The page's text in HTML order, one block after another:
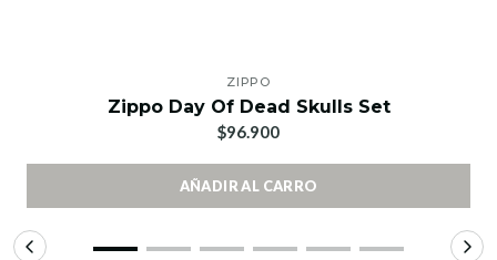
ZIPPO
Zippo Day Of Dead Skulls Set
$96.900
AÑADIR AL CARRO